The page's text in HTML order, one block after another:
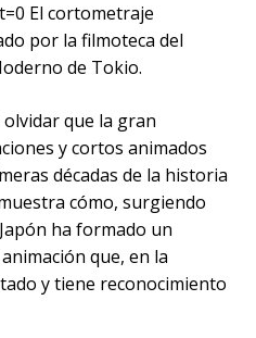
El cortometraje
por la filmoteca del
de Tokio.
que la gran
y cortos animados
décadas de la historia
cómo, surgiendo
ha formado un
que, en la
y tiene reconocimiento